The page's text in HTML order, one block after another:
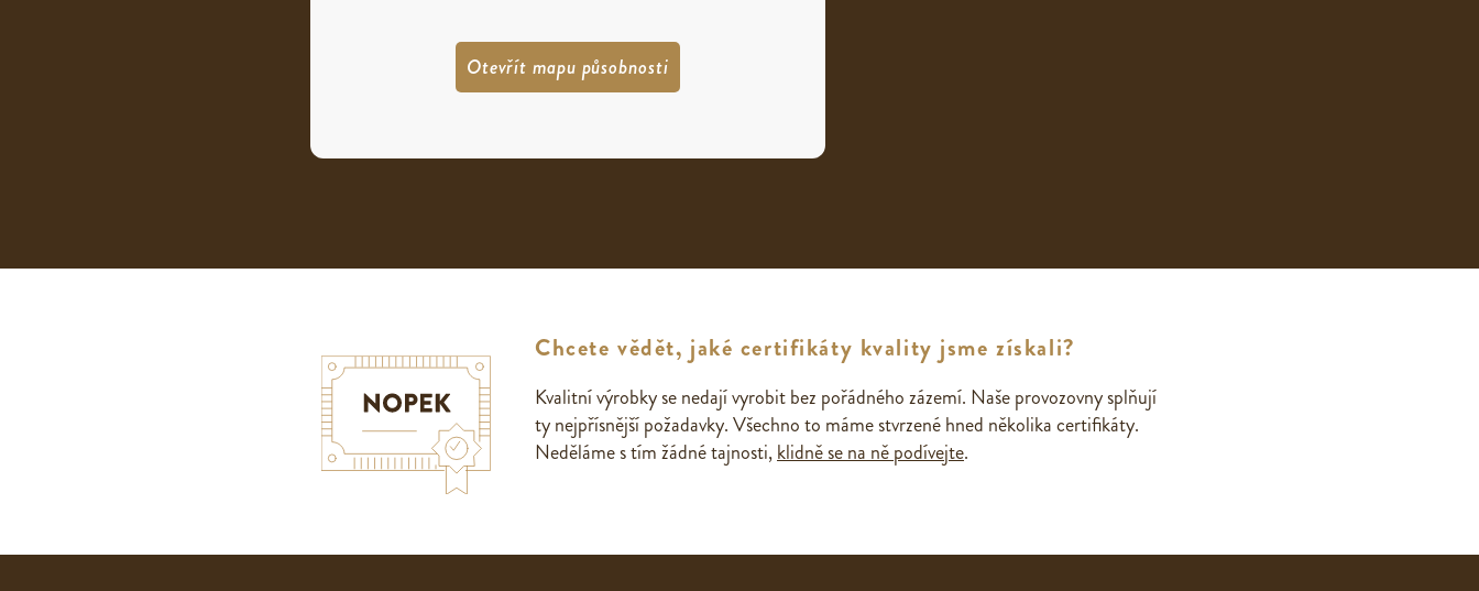
Otevřít mapu působnosti
Chcete vědět, jaké certifikáty kvality jsme získali?
Kvalitní výrobky se nedají vyrobit bez pořádného zázemí. Naše provozovny splňují
ty nejpřísnější požadavky. Všechno to máme stvrzené hned několika certifikáty.
Neděláme s tím žádné tajnosti,klidně se na ně podívejte.